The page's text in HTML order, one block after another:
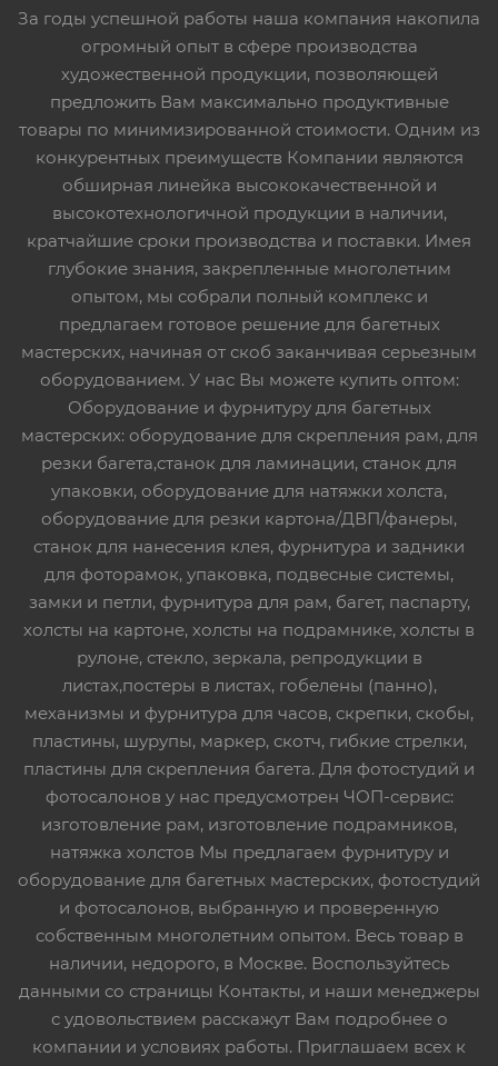
За годы успешной работы наша компания накопила
огромный опыт в сфере производства
художественной продукции, позволяющей
предложить Вам максимально продуктивные
товары по минимизированной стоимости. Одним из
конкурентных преимуществ Компании являются
обширная линейка высококачественной и
высокотехнологичной продукции в наличии,
кратчайшие сроки производства и поставки. Имея
глубокие знания, закрепленные многолетним
опытом, мы собрали полный комплекс и
предлагаем готовое решение для багетных
мастерских, начиная от скоб заканчивая серьезным
оборудованием. У нас Вы можете купить оптом:
Оборудование и фурнитуру для багетных
мастерских: оборудование для скрепления рам, для
резки багета,станок для ламинации, станок для
упаковки, оборудование для натяжки холста,
оборудование для резки картона/ДВП/фанеры,
станок для нанесения клея, фурнитура и задники
для фоторамок, упаковка, подвесные системы,
замки и петли, фурнитура для рам, багет, паспарту,
холсты на картоне, холсты на подрамнике, холсты в
рулоне, стекло, зеркала, репродукции в
листах,постеры в листах, гобелены (панно),
механизмы и фурнитура для часов, скрепки, скобы,
пластины, шурупы, маркер, скотч, гибкие стрелки,
пластины для скрепления багета. Для фотостудий и
фотосалонов у нас предусмотрен ЧОП-сервис:
изготовление рам, изготовление подрамников,
натяжка холстов Мы предлагаем фурнитуру и
оборудование для багетных мастерских, фотостудий
и фотосалонов, выбранную и проверенную
собственным многолетним опытом. Весь товар в
наличии, недорого, в Москве. Воспользуйтесь
данными со страницы Контакты, и наши менеджеры
с удовольствием расскажут Вам подробнее о
компании и условиях работы. Приглашаем всех к